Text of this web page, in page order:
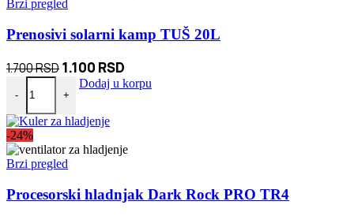
Brzi pregled
Prenosivi solarni kamp TUŠ 20L
1.700RSDOriginalna
cena
je
bila:
1.100 RSD
cena
-
Prenosivi solarni kamp TUŠ 20L količina
+
Dodaj u korpu
-24%
Brzi pregled
Procesorski hladnjak Dark Rock PRO TR4